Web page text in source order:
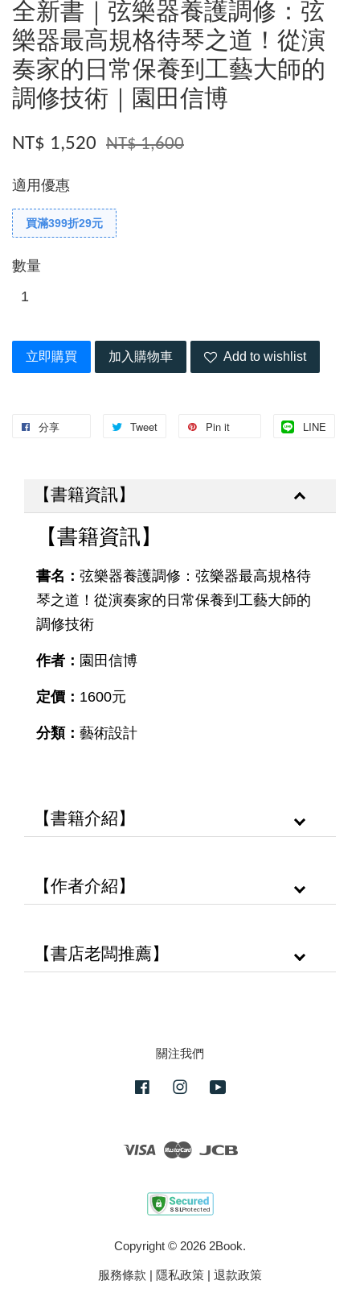
全新書｜弦樂器養護調修：弦
樂器最高規格待琴之道！從演
奏家的日常保養到工藝大師的
調修技術｜園田信博
NT$ 1,520 NT$ 1,600
適用優惠
買滿399折29元
數量
立即購買 加入購物車 Add to wishlist
分享 Tweet Pin it LINE
【書籍資訊】
【書籍資訊】
書名： 弦樂器養護調修：弦樂器最高規格待
琴之道！從演奏家的日常保養到工藝大師的
調修技術
作者： 園田信博
定價： 1600元
分類： 藝術設計
【書籍介紹】
【作者介紹】
【書店老闆推薦】
關注我們
FacebookInstagram
Visa Master
Copyright © 2026 2Book.
服務條款 | 隱私政策 | 退款政策